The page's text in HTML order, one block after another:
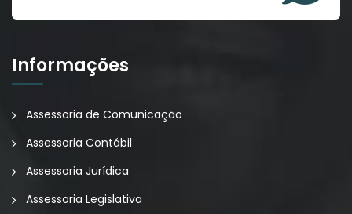
Informações
Assessoria de Comunicação
Assessoria Contábil
Assessoria Jurídica
Assessoria Legislativa